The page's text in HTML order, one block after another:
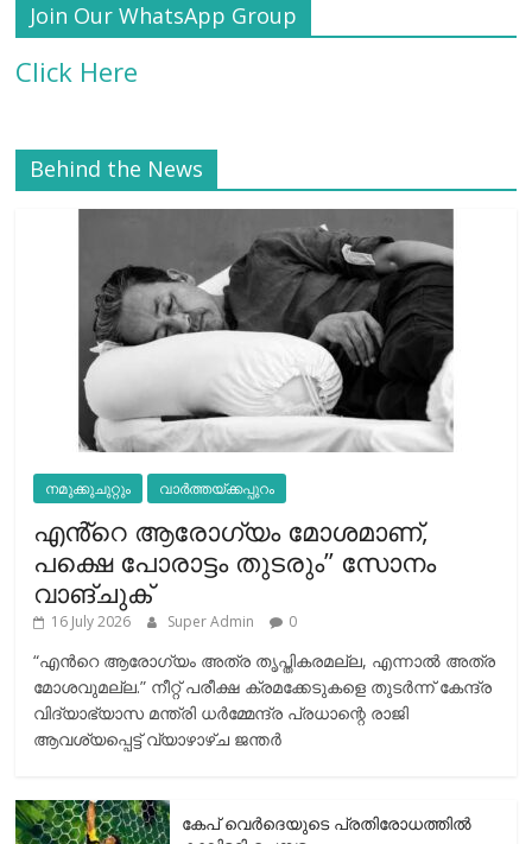
Join Our WhatsApp Group
Click Here
Behind the News
നമുക്കുചുറ്റും വാർത്തയ്ക്കപ്പുറം
എൻ്റെ ആരോഗ്യം മോശമാണ്,
പക്ഷെ പോരാട്ടം തുടരും” സോനം
വാങ്ചുക്
16 July 2026 Super Admin 0
“എന്‍റെ ആരോഗ്യം അത്ര തൃപ്തികരമല്ല, എന്നാൽ അത്ര
മോശവുമല്ല.” നീറ്റ് പരീക്ഷ ക്രമക്കേടുകളെ തുടർന്ന് കേന്ദ്ര
വിദ്യാഭ്യാസ മന്ത്രി ധർമ്മേന്ദ്ര പ്രധാന്റെ രാജി
ആവശ്യപ്പെട്ട് വ്യാഴാഴ്ച ജന്തർ
കേപ് വെര്‍ദെയുടെ പ്രതിരോധത്തില്‍